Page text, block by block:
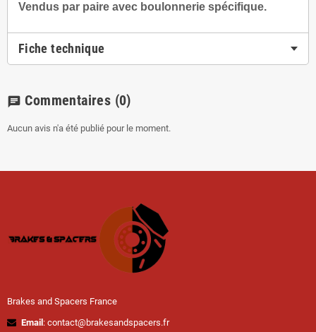
Vendus par paire avec boulonnerie spécifique.
Fiche technique
chat Commentaires (0)
Aucun avis n'a été publié pour le moment.
Brakes and Spacers France
Email : contact@brakesandspacers.fr